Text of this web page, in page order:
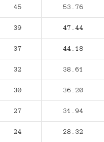
45 53.76
39 47.44
37 44.18
32 38.61
30 36.20
27 31.94
24 28.32